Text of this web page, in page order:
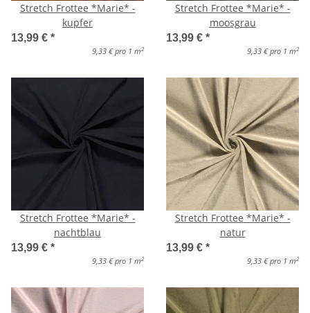
Stretch Frottee *Marie* -
kupfer
13,99 € *
9,33 € pro 1 m 2
Stretch Frottee *Marie* -
moosgrau
13,99 € *
9,33 € pro 1 m 2
Stretch Frottee *Marie* -
nachtblau
13,99 € *
9,33 € pro 1 m 2
Stretch Frottee *Marie* -
natur
13,99 € *
9,33 € pro 1 m 2